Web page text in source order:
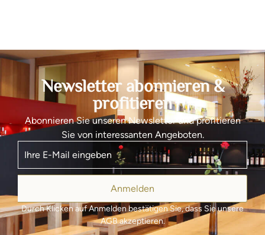
Newsletter abonnieren &
profitieren
Abonnieren Sie unseren Newsletter und profitieren
Sie von interessanten Angeboten.
Anmelden
Durch Klicken auf Anmelden bestätigen Sie, dass Sie unsere
AGB akzeptieren.